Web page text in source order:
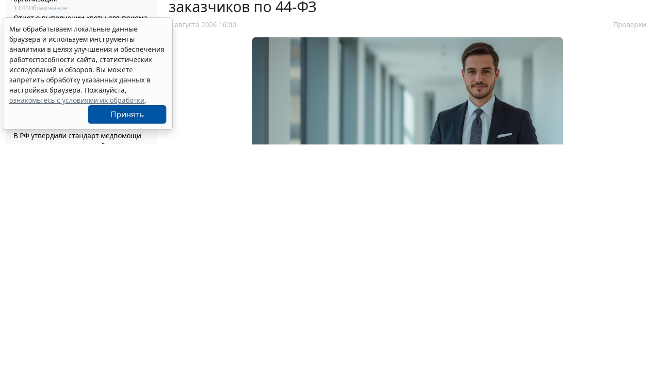
13:41 Образование
Отчет о выполнении квоты для приема
на работу инвалидов надо сдать до 12
октября
13:20Труд
Адвокатские палаты вправе применять
УСН при соблюдении условий и
ограничений
12:58 Налоги и бухучет
Контракты по однородным товарам
можно заключать с одним и тем же
В РФ утвердили стандарт медпомощи
детям при наследственной
заказчиков по 44-ФЗ
6 августа 2026 16:00 Проверки
Мы обрабатываем локальные данные
браузера и используем инструменты
аналитики в целях улучшения и обеспечения
работоспособности сайта, статистических
исследований и обзоров. Вы можете
запретить обработку указанных данных в
настройках браузера. Пожалуйста,
ознакомьтесь с условиями их обработки.
Принять